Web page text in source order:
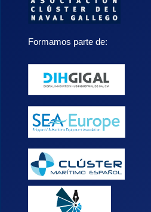
Formamos parte de: